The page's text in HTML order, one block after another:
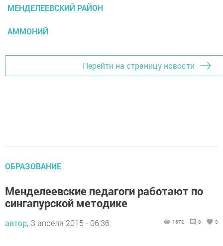
МЕНДЕЛЕЕВСКИЙ РАЙОН
АММОНИЙ
Перейти на страницу новости
ОБРАЗОВАНИЕ
Менделеевские педагоги работают по
сингапурской методике
автор, 3 апреля 2015 - 06:36 1672 0 0